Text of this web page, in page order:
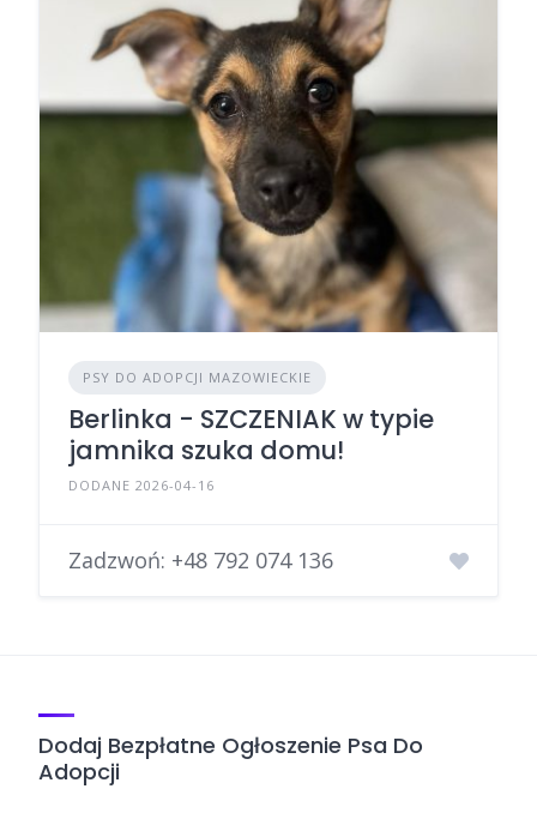
PSY DO ADOPCJI MAZOWIECKIE
Berlinka - SZCZENIAK w typie
jamnika szuka domu!
DODANE 2026-04-16
Zadzwoń: +48 792 074 136
Dodaj Bezpłatne Ogłoszenie Psa Do
Adopcji